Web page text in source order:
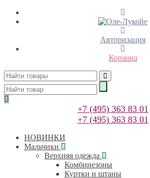
Авторизация
Корзина
+7 (495) 363 83 01
+7 (495) 363 83 01
НОВИНКИ
Мальчики
Верхняя одежда
Комбинезоны
Куртки и штаны